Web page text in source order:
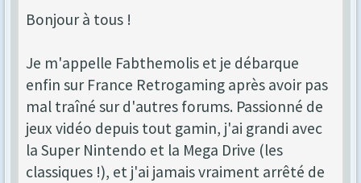
Bonjour à tous !
Je m'appelle Fabthemolis et je débarque
enfin sur France Retrogaming après avoir pas
mal traîné sur d'autres forums. Passionné de
jeux vidéo depuis tout gamin, j'ai grandi avec
la Super Nintendo et la Mega Drive (les
classiques !), et j'ai jamais vraiment arrêté de